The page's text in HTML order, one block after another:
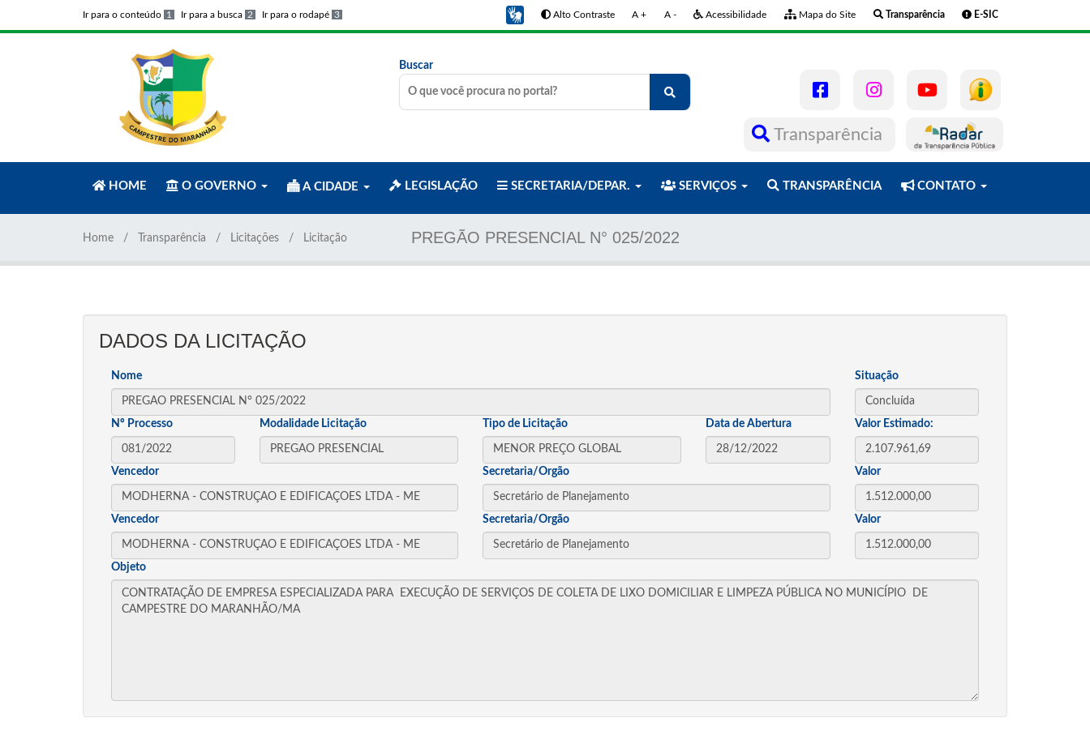
Ir para o conteúdo 1 Ir para a busca 2 Ir para o rodapé 3 Alto Contraste A + A - Acessibilidade Mapa do Site Transparência E-SIC
Buscar
Transparência
HOME O GOVERNO A CIDADE LEGISLAÇÃO SECRETARIA/DEPAR. SERVIÇOS TRANSPARÊNCIA CONTATO
PREGÃO PRESENCIAL N° 025/2022
Home Transparência Licitações Licitação
DADOS DA LICITAÇÃO
Nome Situação
Nº Processo Modalidade Licitação Tipo de Licitação Data de Abertura Valor Estimado:
Vencedor Secretaria/Orgão Valor
Vencedor Secretaria/Orgão Valor
Objeto